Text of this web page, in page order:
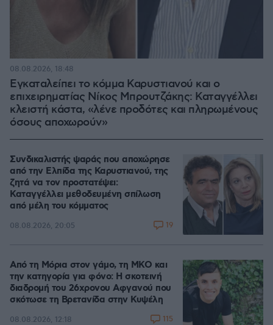
Εγκαταλείπει το κόμμα Καρυστιανού και ο
επιχειρηματίας Νίκος Μπρουτζάκης: Καταγγέλλει
κλειστή κάστα, «λένε προδότες και πληρωμένους
όσους αποχωρούν»
08.08.2026, 18:48
Συνδικαλιστής ψαράς που αποχώρησε
από την Ελπίδα της Καρυστιανού, της
ζητά να τον προστατέψει:
Καταγγέλλει μεθοδευμένη σπίλωση
από μέλη του κόμματος
08.08.2026, 20:05 19
Από τη Μόρια στον γάμο, τη ΜΚΟ και
την κατηγορία για φόνο: Η σκοτεινή
διαδρομή του 26χρονου Αφγανού που
σκότωσε τη Βρετανίδα στην Κυψέλη
08.08.2026, 12:18 115